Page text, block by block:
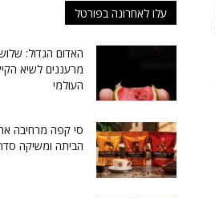
עלו לאחרונה בפורטל
האדום הגדול:
מרעננים לשיא
העולמי
סי קפה מרחיבה
הביתה ומשיקה